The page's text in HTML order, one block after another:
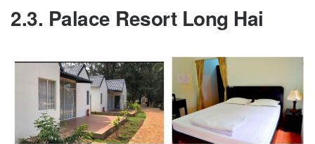
2.3. Palace Resort Long Hai